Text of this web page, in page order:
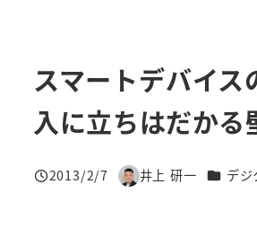
スマートデバイス
入に立ちはだかる
投稿日
2013/2/7
著
井上 研一 カテゴ
デジ